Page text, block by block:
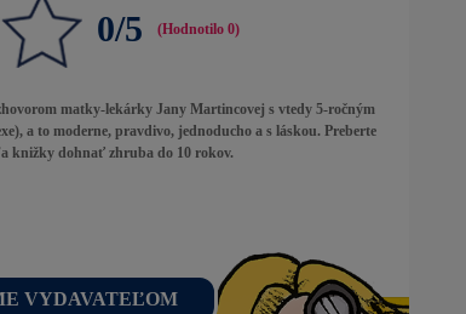
0/5 (Hodnotilo 0)
matky-lekárky Jany Martincovej s vtedy 5-ročným
a to moderne, pravdivo, jednoducho a s láskou. Preberte
knižky dohnať zhruba do 10 rokov.
VYDAVATEĽOM